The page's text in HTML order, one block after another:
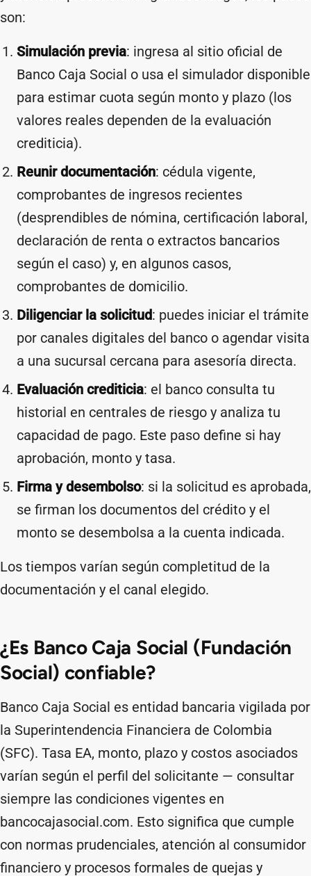
son:
Simulación previa: ingresa al sitio oficial de
Banco Caja Social o usa el simulador disponible
para estimar cuota según monto y plazo (los
valores reales dependen de la evaluación
crediticia).
Reunir documentación: cédula vigente,
comprobantes de ingresos recientes
(desprendibles de nómina, certificación laboral,
declaración de renta o extractos bancarios
según el caso) y, en algunos casos,
comprobantes de domicilio.
Diligenciar la solicitud: puedes iniciar el trámite
por canales digitales del banco o agendar visita
a una sucursal cercana para asesoría directa.
Evaluación crediticia: el banco consulta tu
historial en centrales de riesgo y analiza tu
capacidad de pago. Este paso define si hay
aprobación, monto y tasa.
Firma y desembolso: si la solicitud es aprobada,
se firman los documentos del crédito y el
monto se desembolsa a la cuenta indicada.
Los tiempos varían según completitud de la
documentación y el canal elegido.
¿Es Banco Caja Social (Fundación
Social) confiable?
Banco Caja Social es entidad bancaria vigilada por
la Superintendencia Financiera de Colombia
(SFC). Tasa EA, monto, plazo y costos asociados
varían según el perfil del solicitante — consultar
siempre las condiciones vigentes en
bancocajasocial.com. Esto significa que cumple
con normas prudenciales, atención al consumidor
financiero y procesos formales de quejas y